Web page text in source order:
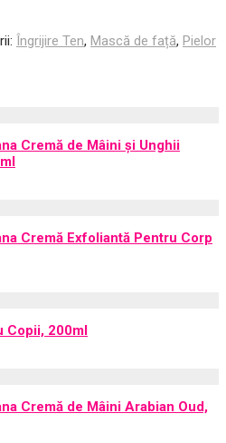
Îngrijire Ten, Mască de față, Pielor
Cremă de Mâini și Unghii
Cremă Exfoliantă Pentru Corp
Copii, 200ml
Cremă de Mâini Arabian Oud,